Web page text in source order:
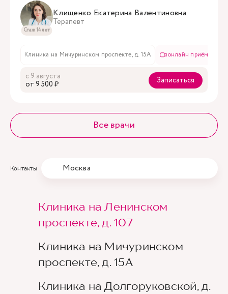
Стаж 14 лет
Клищенко Екатерина Валентиновна
Терапевт
Клиника на Мичуринском проспекте, д. 15А онлайн приём
с 9 августа
oт 9 500 ₽
Записаться
Все врачи
Контакты Москва
Клиника на Ленинском
проспекте, д. 107
Клиника на Мичуринском
проспекте, д. 15А
Клиника на Долгоруковской, д.